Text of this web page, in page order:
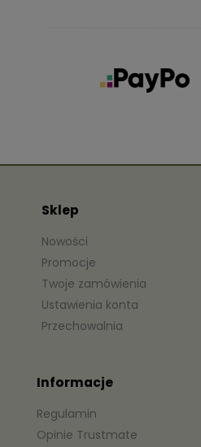
Sklep
Nowości
Promocje
Twoje zamówienia
Ustawienia konta
Przechowalnia
Informacje
Regulamin
Opinie Trustmate